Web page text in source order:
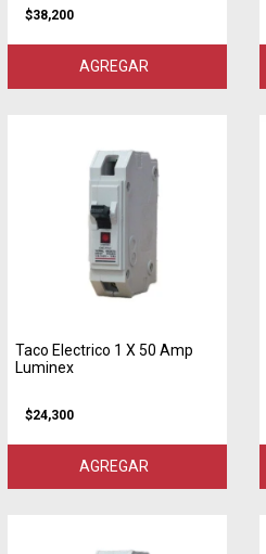
$38,200
AGREGAR
Taco Electrico 1 X 50 Amp
Luminex
$24,300
AGREGAR